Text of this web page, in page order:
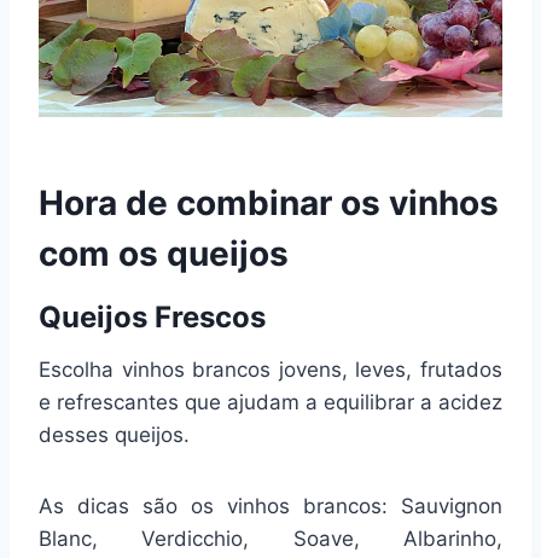
Hora de combinar os vinhos
com os queijos
Queijos Frescos
Escolha vinhos brancos jovens, leves, frutados
e refrescantes que ajudam a equilibrar a acidez
desses queijos.
As dicas são os vinhos brancos: Sauvignon
Blanc, Verdicchio, Soave, Albarinho,